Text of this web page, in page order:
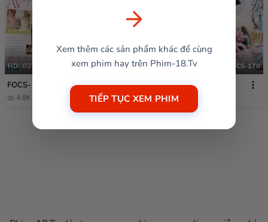
HD 02:08:26 FOCS-170
FOCS-170
4.8K
Xem thêm các sản phẩm khác để cùng
xem phim hay trên Phim-18.Tv
TIẾP TỤC XEM PHIM